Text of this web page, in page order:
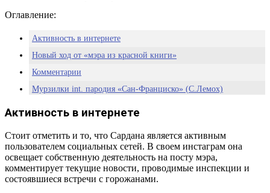
Оглавление:
Активность в интернете
Новый ход от «мэра из красной книги»
Комментарии
Мурзилки int. пародия «Сан-Франциско» (С.Лемох)
Активность в интернете
Стоит отметить и то, что Сардана является активным
пользователем социальных сетей. В своем инстаграм она
освещает собственную деятельность на посту мэра,
комментирует текущие новости, проводимые инспекции и
состоявшиеся встречи с горожанами.